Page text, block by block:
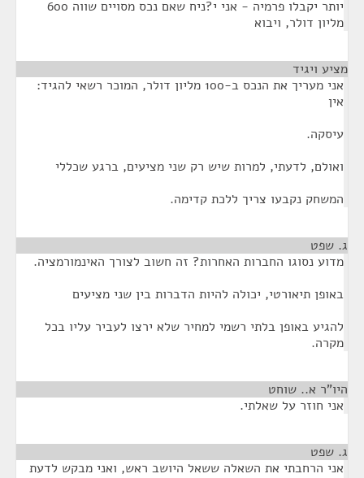
יותר יקבלו פרמיה - אני י?ניח שאם נכס מסויים שווה 600
מליון דולר, ויבוא
מציע ויגיד
אני מעריך את הנכס ב-100 מליון דולר, המוכר רשאי להגיד:
אין
עיסקה.
ואולם, לדעתי, למרות שיש רק שני מציעים, ברגע שכללי
המשחק נקבעו צריך ללכת קדימה.
ג. שפט
מדוע נסוגו החברות האחרות? זה חשוב לצורך האינמורמציה.
באופן תיאורטי, יכולה להיות הדברות בין שני מציעים
להגיע באופן בלתי רשמי למחיר שלא ירצו לעביר עליו בכל
מקרה.
היו"ר א.. שוחט
אני חוזר על שאלתי.
ג. שפט
אני הרחבתי את השאלה ששאל היושב ראש, ואני מבקש לדעת